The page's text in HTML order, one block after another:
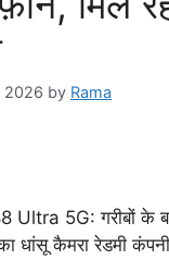
2026 by Rama
Ultra 5G: गरीबों के
धांसू कैमरा रेडमी